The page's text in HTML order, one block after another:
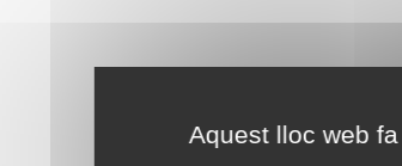
Aquest lloc web